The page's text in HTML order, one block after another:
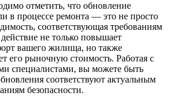
отметить, что обновление
в процессе ремонта — это не просто
соответствующая требованиям
не только повышает
вашего жилища, но также
его рыночную стоимость. Работая с
специалистами, вы можете быть
соответствуют актуальным
безопасности.